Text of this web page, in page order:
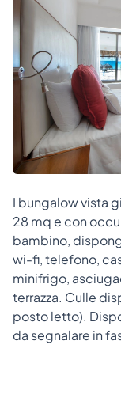
I bungalow vista
28 mq e con
bambino,
wi-fi, telefono,
minifrigo,
terrazza. Culle
posto letto).
da segnalare in